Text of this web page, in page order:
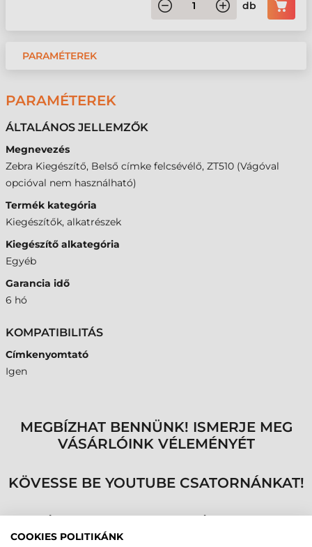
db
PARAMÉTEREK
PARAMÉTEREK
ÁLTALÁNOS JELLEMZŐK
Megnevezés
Zebra Kiegészítő, Belső címke felcsévélő, ZT510 (Vágóval
opcióval nem használható)
Termék kategória
Kiegészítők, alkatrészek
Kiegészítő alkategória
Egyéb
Garancia idő
6 hó
KOMPATIBILITÁS
Címkenyomtató
Igen
MEGBÍZHAT BENNÜNK! ISMERJE MEG
VÁSÁRLÓINK VÉLEMÉNYÉT
KÖVESSE BE YOUTUBE CSATORNÁNKAT!
COOKIES POLITIKÁNK